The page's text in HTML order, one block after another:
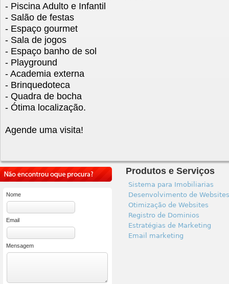
- Piscina Adulto e Infantil
- Salão de festas
- Espaço gourmet
- Sala de jogos
- Espaço banho de sol
- Playground
- Academia externa
- Brinquedoteca
- Quadra de bocha
- Ótima localização.
Agende uma visita!
Nome
Email
Mensagem
Produtos e Serviços
Sistema para Imobiliarias
Desenvolvimento de Websites
Otimização de Websites
Registro de Dominios
Estratégias de Marketing
Email marketing